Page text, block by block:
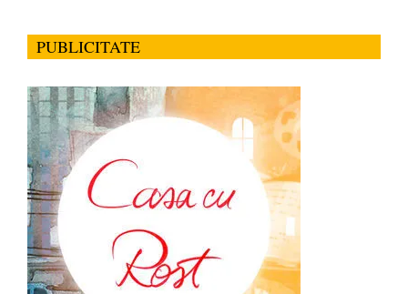
PUBLICITATE